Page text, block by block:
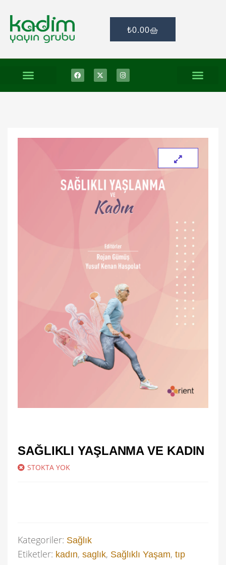
₺0.00
SAĞLIKLI YAŞLANMA VE KADIN
STOKTA YOK
Kategoriler: Sağlık
Etiketler: kadın, saglık, Sağlıklı Yaşam, tıp